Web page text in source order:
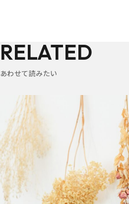
RELATED
あわせて読みたい